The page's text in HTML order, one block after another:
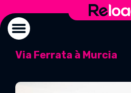
Via Ferrata à Murcia